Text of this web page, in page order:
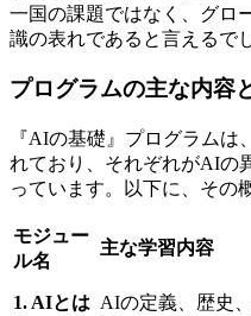
一国の課題ではなく、グロ
識の表れであると言えるで
プログラムの主な内容
『AIの基礎』プログラムは
れており、それぞれがAIの
っています。以下に、その
モジュー
ル名
主な学習内容
1. AIとは AIの定義、歴史